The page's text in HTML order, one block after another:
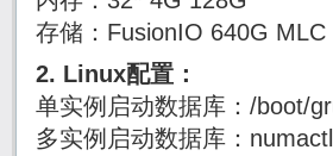
存储：FusionIO 640G MLC
2. Linux配置：
单实例启动数据库：/boot/
多实例启动数据库：